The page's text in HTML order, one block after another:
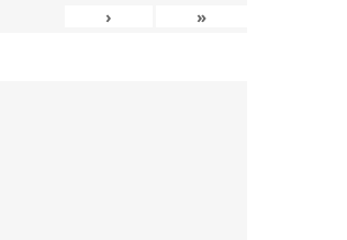
› »